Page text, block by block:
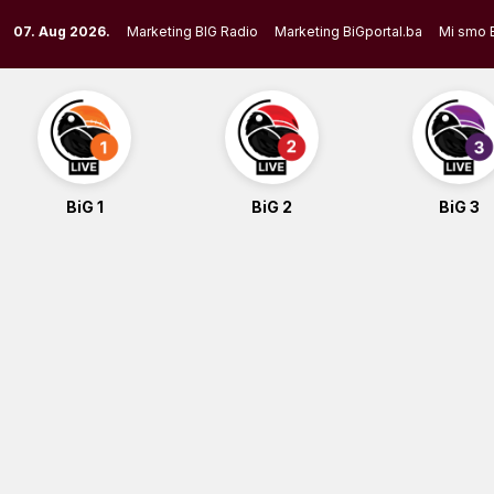
to
content
07. Aug 2026. Marketing BIG Radio Marketing BiGportal.ba Mi smo
BiG 1 BiG 2 BiG 3